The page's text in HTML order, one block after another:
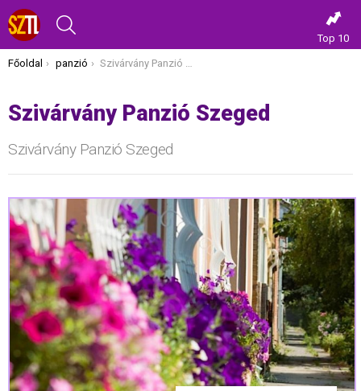
Top 10
Itt vagy most:
Főoldal panzió Szivárvány Panzió Szeged
Szivárvány Panzió Szeged
Szivárvány Panzió Szeged